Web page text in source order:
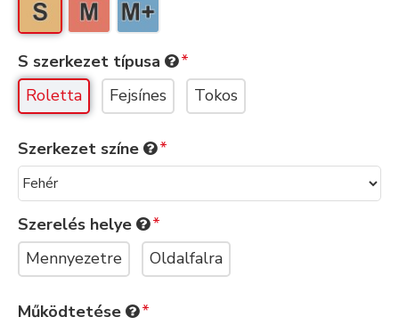
S szerkezet típusa
Roletta
Fejsínes Tokos
Szerkezet színe
Szerelés helye
Mennyezetre
Oldalfalra
Működtetése